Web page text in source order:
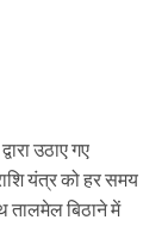
उठाए गए
यंत्र को हर समय
बिठाने में